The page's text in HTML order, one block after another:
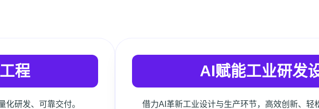
程
化研发、可靠交付。
AI赋能工业研发
借力AI革新工业设计与生产环节，高效创新、轻